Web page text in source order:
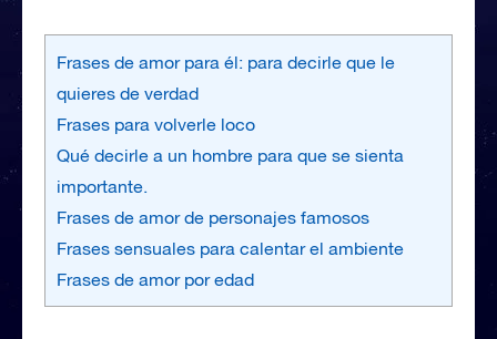
Frases de amor para él: para decirle que le
quieres de verdad
Frases para volverle loco
Qué decirle a un hombre para que se sienta
importante.
Frases de amor de personajes famosos
Frases sensuales para calentar el ambiente
Frases de amor por edad